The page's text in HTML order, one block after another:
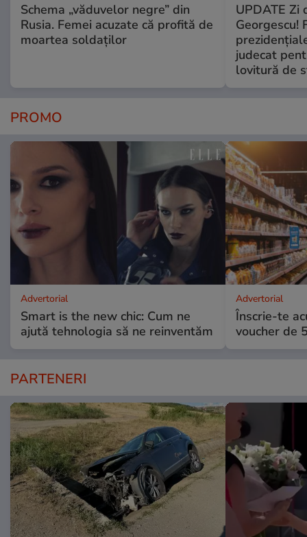
Schema „văduvelor negre” din
Rusia. Femei acuzate că profită de
moartea soldaților
UPDATE Zi
Georgescu!
judecat
lovitură de
PROMO
Advertorial
Smart is the new chic: Cum ne
ajută tehnologia să ne reinventăm
Advertorial
Înscrie-te
voucher de
PARTENERI